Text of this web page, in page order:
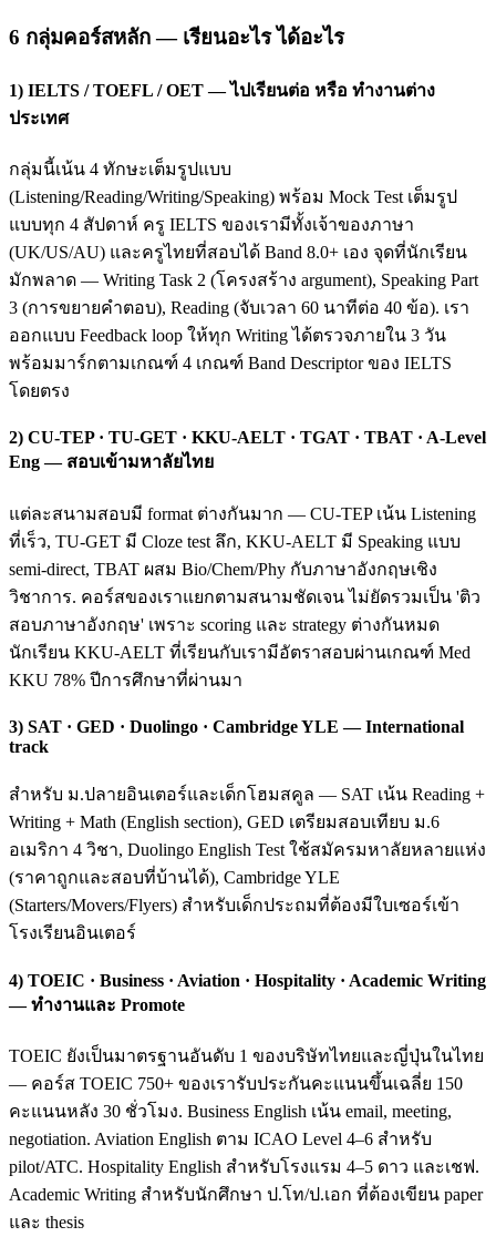
6 กลุ่มคอร์สหลัก — เรียนอะไร ได้อะไร
1) IELTS / TOEFL / OET — ไปเรียนต่อ หรือ ทำงานต่าง
ประเทศ
กลุ่มนี้เน้น 4 ทักษะเต็มรูปแบบ
(Listening/Reading/Writing/Speaking) พร้อม Mock Test เต็มรูป
แบบทุก 4 สัปดาห์ ครู IELTS ของเรามีทั้งเจ้าของภาษา
(UK/US/AU) และครูไทยที่สอบได้ Band 8.0+ เอง จุดที่นักเรียน
มักพลาด — Writing Task 2 (โครงสร้าง argument), Speaking Part
3 (การขยายคำตอบ), Reading (จับเวลา 60 นาทีต่อ 40 ข้อ). เรา
ออกแบบ Feedback loop ให้ทุก Writing ได้ตรวจภายใน 3 วัน
พร้อมมาร์กตามเกณฑ์ 4 เกณฑ์ Band Descriptor ของ IELTS
โดยตรง
2) CU-TEP · TU-GET · KKU-AELT · TGAT · TBAT · A-Level
Eng — สอบเข้ามหาลัยไทย
แต่ละสนามสอบมี format ต่างกันมาก — CU-TEP เน้น Listening
ที่เร็ว, TU-GET มี Cloze test ลึก, KKU-AELT มี Speaking แบบ
semi-direct, TBAT ผสม Bio/Chem/Phy กับภาษาอังกฤษเชิง
วิชาการ. คอร์สของเราแยกตามสนามชัดเจน ไม่ยัดรวมเป็น 'ติว
สอบภาษาอังกฤษ' เพราะ scoring และ strategy ต่างกันหมด
นักเรียน KKU-AELT ที่เรียนกับเรามีอัตราสอบผ่านเกณฑ์ Med
KKU 78% ปีการศึกษาที่ผ่านมา
3) SAT · GED · Duolingo · Cambridge YLE — International
track
สำหรับ ม.ปลายอินเตอร์และเด็กโฮมสคูล — SAT เน้น Reading +
Writing + Math (English section), GED เตรียมสอบเทียบ ม.6
อเมริกา 4 วิชา, Duolingo English Test ใช้สมัครมหาลัยหลายแห่ง
(ราคาถูกและสอบที่บ้านได้), Cambridge YLE
(Starters/Movers/Flyers) สำหรับเด็กประถมที่ต้องมีใบเซอร์เข้า
โรงเรียนอินเตอร์
4) TOEIC · Business · Aviation · Hospitality · Academic Writing
— ทำงานและ Promote
TOEIC ยังเป็นมาตรฐานอันดับ 1 ของบริษัทไทยและญี่ปุ่นในไทย
— คอร์ส TOEIC 750+ ของเรารับประกันคะแนนขึ้นเฉลี่ย 150
คะแนนหลัง 30 ชั่วโมง. Business English เน้น email, meeting,
negotiation. Aviation English ตาม ICAO Level 4–6 สำหรับ
pilot/ATC. Hospitality English สำหรับโรงแรม 4–5 ดาว และเชฟ.
Academic Writing สำหรับนักศึกษา ป.โท/ป.เอก ที่ต้องเขียน paper
และ thesis